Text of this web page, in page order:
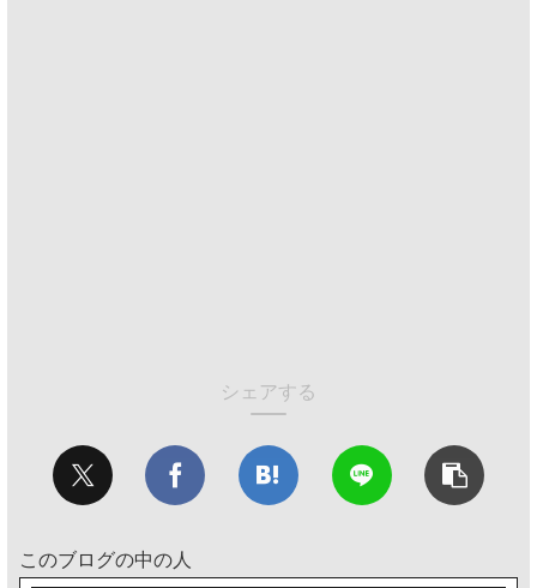
シェアする
このブログの中の人